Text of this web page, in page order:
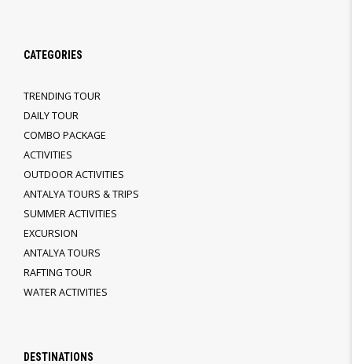
CATEGORIES
TRENDING TOUR
DAILY TOUR
COMBO PACKAGE
ACTIVITIES
OUTDOOR ACTIVITIES
ANTALYA TOURS & TRIPS
SUMMER ACTIVITIES
EXCURSION
ANTALYA TOURS
RAFTING TOUR
WATER ACTIVITIES
DESTINATIONS